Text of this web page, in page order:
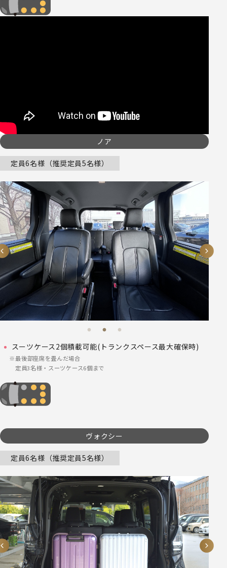
ノア
定員6名様（推奨定員5名様）
スーツケース2個積載可能(トランクスペース最大確保時)
最後部座席を畳んだ場合
定員3名様・スーツケース6個まで
ヴォクシー
定員6名様（推奨定員5名様）